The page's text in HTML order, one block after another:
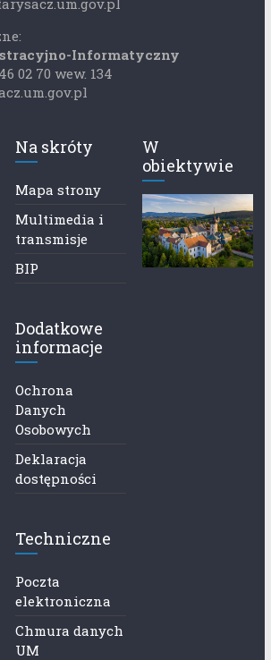
Informatyczny
02 70 wew. 134
Na skróty
Mapa strony
Multimedia i
transmisje
BIP
Dodatkowe
informacje
Ochrona
Danych
Osobowych
Deklaracja
dostępności
Techniczne
Poczta
elektroniczna
Chmura danych
UM
W
obiektywie